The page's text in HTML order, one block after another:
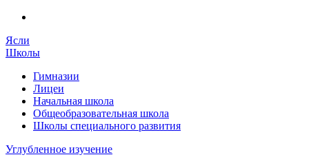
Ясли
Школы
Гимназии
Лицеи
Начальная школа
Общеобразовательная школа
Школы специального развития
Углубленное изучение